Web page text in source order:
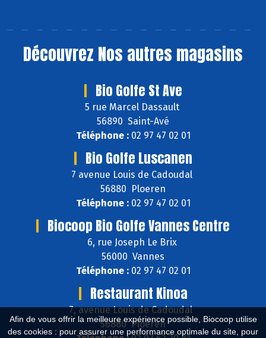
Afin de vous offrir la meilleure expérience possible, Biocoop utilise
des cookies : pour assurer une performance optimale du site, pour
Découvrez Nos autres magasins
Bio Golfe St Ave
5 rue Marcel Dassault
56890 Saint-Avé
Téléphone :02 97 47 02 01
Bio Golfe Luscanen
7 avenue Louis de Cadoudal
56880 Ploeren
Téléphone :02 97 47 02 01
Biocoop Bio Golfe Vannes Centre
6, rue Joseph Le Brix
56000 Vannes
Téléphone :02 97 47 02 01
Restaurant Kinoa
7, avenue Louis de Cadoudal
56880 Ploeren